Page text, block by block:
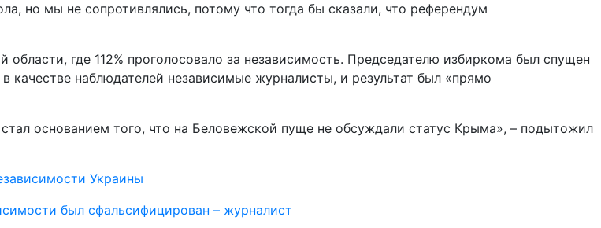
но мы не сопротивлялись, потому что тогда бы сказали, что референдум
где 112% проголосовало за независимость. Председателю избиркома был спущен
качестве наблюдателей независимые журналисты, и результат был «прямо
основанием того, что на Беловежской пуще не обсуждали статус Крыма», – подытожил
Украины
был сфальсифицирован – журналист